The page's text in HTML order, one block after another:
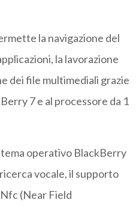
la navigazione del
la lavorazione
dei file multimediali grazie
7 e al processore da 1
operativo BlackBerry
vocale, il supporto
(Near Field